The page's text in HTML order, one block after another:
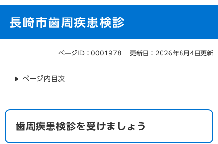
長崎市歯周疾患検診
ページID：0001978 更新日：2026年8月4日更新
ページ内目次
歯周疾患検診を受けましょう